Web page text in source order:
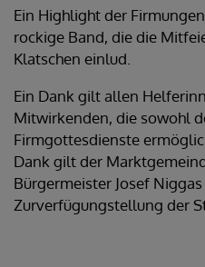
Ein Highlight der
rockige Band, die die
Klatschen einlud.
Ein Dank gilt allen
Mitwirkenden, die sowohl
Firmgottesdienste
Dank gilt der
Bürgermeister Josef
Zurverfügungstellung der